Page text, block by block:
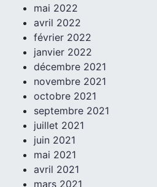
mai 2022
avril 2022
février 2022
janvier 2022
décembre 2021
novembre 2021
octobre 2021
septembre 2021
juillet 2021
juin 2021
mai 2021
avril 2021
mars 2021